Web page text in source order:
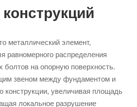
металлический элемент,
равномерного распределения
болтов на опорную поверхность.
звеном между фундаментом и
конструкции, увеличивая площадь
локальное разрушение